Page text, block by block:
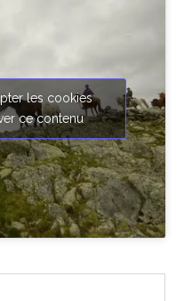
les cookies
ce contenu